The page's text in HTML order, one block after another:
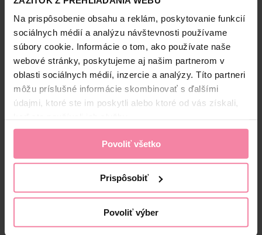
Na prispôsobenie obsahu a reklám, poskytovanie funkcií
sociálnych médií a analýzu návštevnosti používame
súbory cookie. Informácie o tom, ako používate naše
webové stránky, poskytujeme aj našim partnerom v
oblasti sociálnych médií, inzercie a analýzy. Títo partneri
môžu príslušné informácie skombinovať s ďalšími
údajmi, ktoré ste im poskytli alebo ktoré od vás získali,
Povoliť všetko
Prispôsobiť
Povoliť výber
budete cítiť.
Stylingový rad Power Cashmere má všetky výhody značky
Taft - poskytuje silnú fixáciu a spoľahlivú ochranu proti
vetru, vlhku a škodlivým UV lúčom. Zároveň sa ale tiež
stará o suché, zničené vlasy, ktorým dodá hebkosť
kašmíru. Doprajte svojim vlasom trochu luxusu.
Informácie o výrobcovi
HEK
Bezpečnosť a balenie
Zloženie
High-contrast mode
Alternatívne produkty